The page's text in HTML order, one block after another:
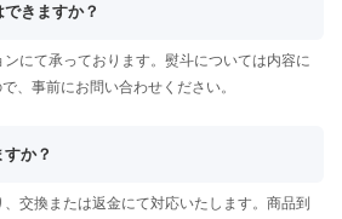
きますか？
にて承っております。熨斗については内容に
、事前にお問い合わせください。
か？
交換または返金にて対応いたします。商品到